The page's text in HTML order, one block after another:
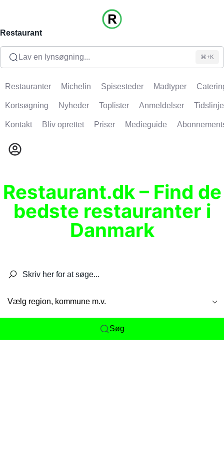
Restaurant
Lav en lynsøgning... ⌘+K
Restauranter Michelin Spisesteder Madtyper
Kortsøgning Nyheder Toplister Anmeldelser Tidslinje
Kontakt Bliv oprettet Priser Medieguide
Restaurant.dk – Find de
bedste restauranter i
Danmark
Vælg region, kommune m.v.
Søg